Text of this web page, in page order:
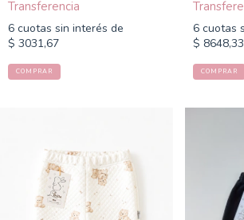
6 cuotas sin interés de
$ 3031,67
COMPRAR
6 cuotas
$ 8648,33
COMPRAR